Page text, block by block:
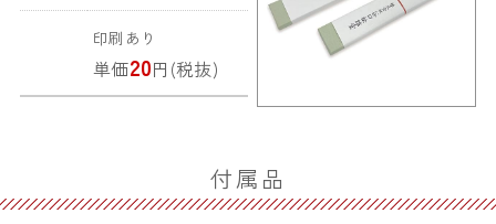
印刷あり
単価20円(税抜)
付属品